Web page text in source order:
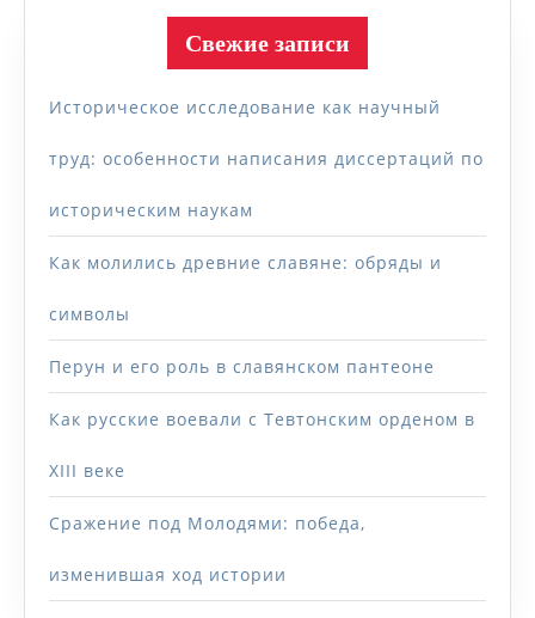
Свежие записи
Историческое исследование как научный
труд: особенности написания диссертаций по
историческим наукам
Как молились древние славяне: обряды и
символы
Перун и его роль в славянском пантеоне
Как русские воевали с Тевтонским орденом в
XIII веке
Сражение под Молодями: победа,
изменившая ход истории